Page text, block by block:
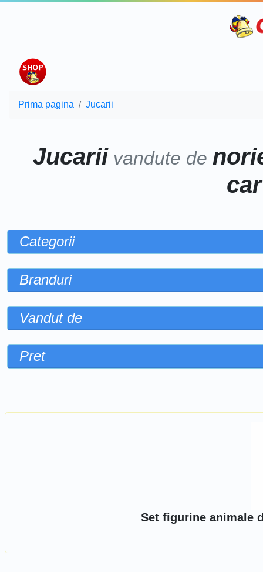
Prima pagina Jucarii
Jucarii vandute de
Categorii
Branduri
Vandut de
Pret
Set figurine animale